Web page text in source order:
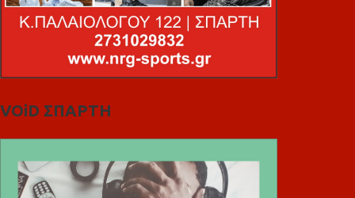
VOiD ΣΠΑΡΤΗ